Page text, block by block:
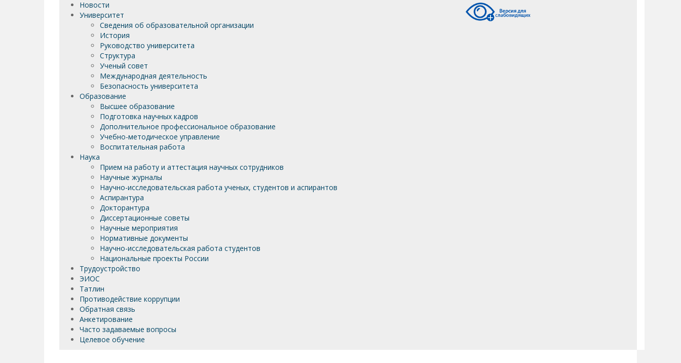
Новости
Университет
Сведения об образовательной организации
История
Руководство университета
Структура
Ученый совет
Международная деятельность
Безопасность университета
Образование
Высшее образование
Подготовка научных кадров
Дополнительное профессиональное образование
Учебно-методическое управление
Воспитательная работа
Наука
Прием на работу и аттестация научных сотрудников
Научные журналы
Научно-исследовательская работа ученых, студентов и аспирантов
Аспирантура
Докторантура
Диссертационные советы
Научные мероприятия
Нормативные документы
Научно-исследовательская работа студентов
Национальные проекты России
Трудоустройство
ЭИОС
Татлин
Противодействие коррупции
Обратная связь
Анкетирование
Часто задаваемые вопросы
Целевое обучение